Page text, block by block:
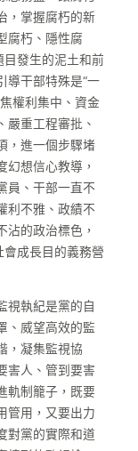
，掌握腐朽的新
腐朽、隱性腐
目發生的泥土和前
導干部特殊是“一
權利集中、資金
嚴重工程審批、
，進一個步驟堵
幻想信心教導，
員、干部一直不
利不雅、政績不
沾的政治標色，
會成長目的義務營
視執紀是黨的自
、威望高效的監
，凝集監視協
害人、管到要害
軌制籠子，既要
管用，又要出力
對黨的實際和道